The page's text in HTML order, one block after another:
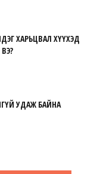
ХАРЬЦВАЛ ХҮҮХЭД
УДАЖ БАЙНА